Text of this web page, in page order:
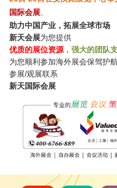
国际会展。
助力中国产业，拓展全球市场
新天会展为您提供
优质的展位资源， 强大的团队
为您顺利参加海外展会保驾护航
参展/观展联系
新天国际会展